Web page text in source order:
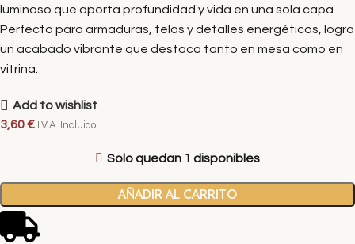
luminoso que aporta profundidad y vida en una sola capa.
Perfecto para armaduras, telas y detalles energéticos, logra
un acabado vibrante que destaca tanto en mesa como en
vitrina.
Add to wishlist
3,60€ I.V.A. Incluido
Solo quedan 1 disponibles
AÑADIR AL CARRITO